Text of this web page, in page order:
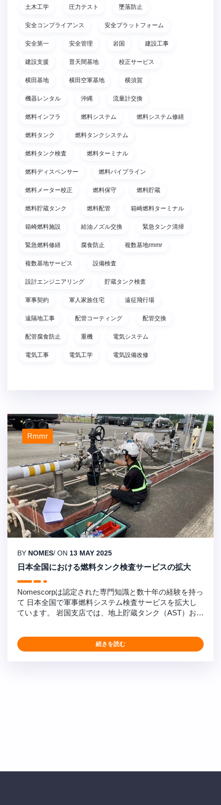
Rmmr
BY NOMES/ ON 13 MAY 2025
日本全国における燃料タンク検査サービスの拡大
Nomescorpは認定された専門知識と数十年の経験を持っ
て 日本全国で軍事燃料システム検査サービスを拡大し
ています。 岩国支店では、地上貯蔵タンク（AST）およ
貯蔵システム検査の経験を持つSP001/STi認定検査員2名
をチームに追加しました。 サービス拡大： 2025年8月ま
続きを読む
土木工学 圧力テスト 墜落防止
安全コンプライアンス 安全プラットフォーム
安全第一 安全管理 岩国 建設工事
建設支援 普天間基地 校正サービス
横田基地 横田空軍基地 横須賀
機器レンタル 沖縄 流量計交換
燃料インフラ 燃料システム 燃料システム修繕
燃料タンク 燃料タンクシステム
燃料タンク検査 燃料ターミナル
燃料ディスペンサー 燃料パイプライン
燃料メーター校正 燃料保守 燃料貯蔵
燃料貯蔵タンク 燃料配管 箱崎燃料ターミナル
箱崎燃料施設 給油ノズル交換 緊急タンク清掃
緊急燃料修繕 腐食防止 複数基地rmmr
複数基地サービス 設備検査
設計エンジニアリング 貯蔵タンク検査
軍事契約 軍人家族住宅 遠征飛行場
遠隔地工事 配管コーティング 配管交換
配管腐食防止 重機 電気システム
電気工事 電気工学 電気設備改修